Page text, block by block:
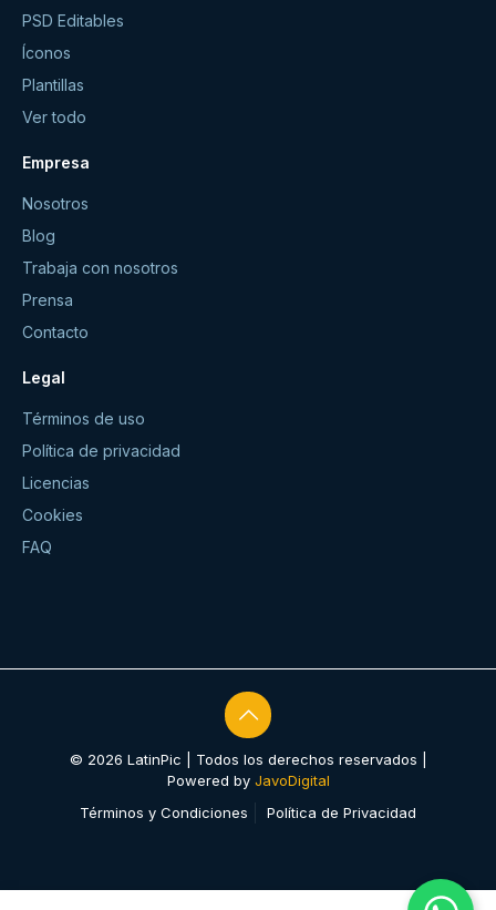
PSD Editables
Íconos
Plantillas
Ver todo
Empresa
Nosotros
Blog
Trabaja con nosotros
Prensa
Contacto
Legal
Términos de uso
Política de privacidad
Licencias
Cookies
FAQ
© 2026 LatinPic | Todos los derechos reservados |
Powered by JavoDigital
Términos y Condiciones
Política de Privacidad